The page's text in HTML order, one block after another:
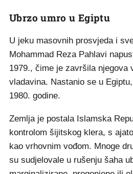
Ubrzo umro u Egiptu
U jeku masovnih prosvjeda i
Mohammad Reza Pahlavi
1979., čime je završila njegova
vladavina. Nastanio se u
1980. godine.
Zemlja je postala Islamska
kontrolom šijitskog klera, s
kao vrhovnim vođom. Mnoge
su sudjelovale u rušenju šaha
marginalizirane, progonjene ili